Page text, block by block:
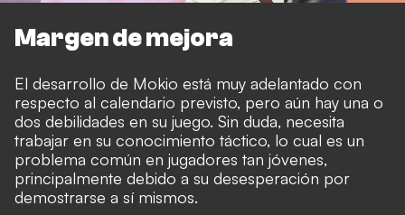
Margen de mejora
El desarrollo de Mokio está muy adelantado con
respecto al calendario previsto, pero aún hay una o
dos debilidades en su juego. Sin duda, necesita
trabajar en su conocimiento táctico, lo cual es un
problema común en jugadores tan jóvenes,
principalmente debido a su desesperación por
demostrarse a sí mismos.